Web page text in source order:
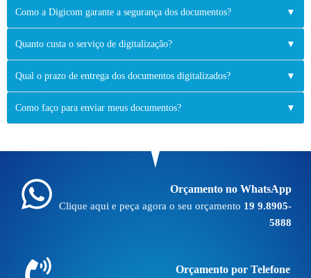
Como a Digicom garante a segurança dos documentos? ▼
Quanto custa o serviço de digitalização? ▼
Qual o prazo de entrega dos documentos digitalizados? ▼
Como faço para enviar meus documentos? ▼
Orçamento no WhatsApp
Clique aqui e peça agora o seu orçamento 19 9.8905-
5888
Orçamento por Telefone